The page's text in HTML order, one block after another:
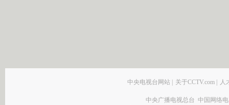
中央电视台网站 关于CCTV.com 人
中央广播电视总台 中国网络